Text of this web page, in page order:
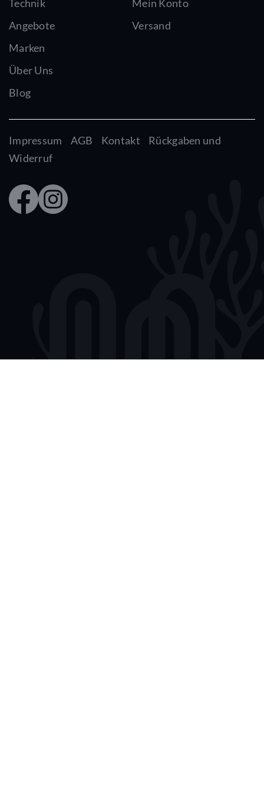
Technik
Angebote
Marken
Über Uns
Blog
Mein Konto
Versand
Impressum AGB Kontakt
Rückgaben und
Widerruf
Faceb
ook
Insta
gram